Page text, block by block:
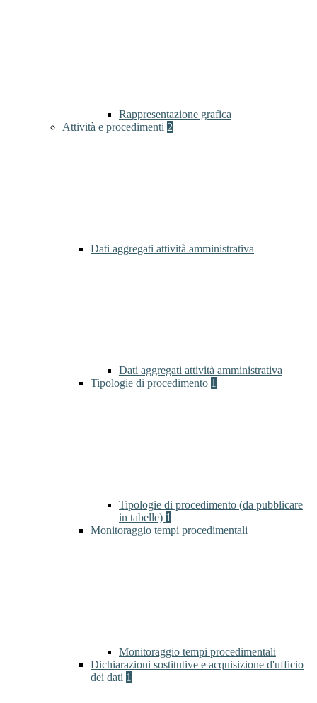
Rappresentazione grafica
Attività e procedimenti 2
Dati aggregati attività amministrativa
Dati aggregati attività amministrativa
Tipologie di procedimento 1
Tipologie di procedimento (da pubblicare
in tabelle) 1
Monitoraggio tempi procedimentali
Monitoraggio tempi procedimentali
Dichiarazioni sostitutive e acquisizione d'ufficio
dei dati 1